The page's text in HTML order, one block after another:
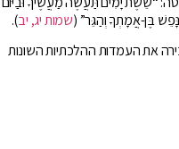
בֶּן-אֲמָתְךָ וְהַגֵּר”( שמות יג, יב).
את העמדות ההלכתיות השונות